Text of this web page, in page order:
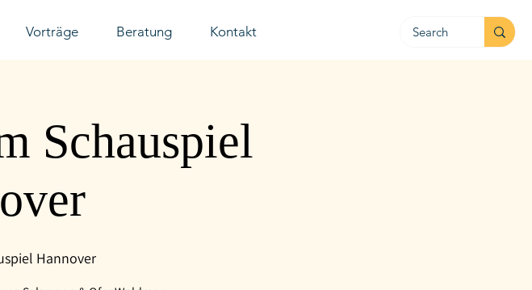
Vorträge Beratung Kontakt
Schauspiel
Hannover